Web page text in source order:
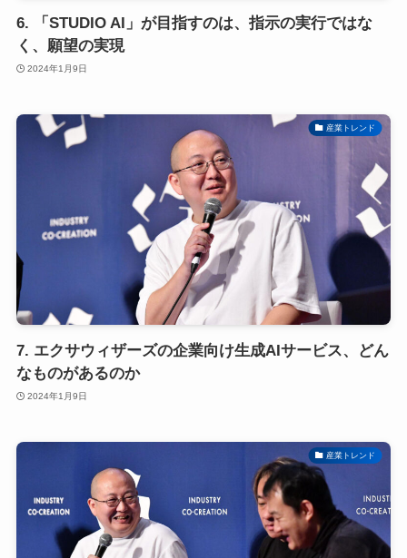
6. 「STUDIO AI」が目指すのは、指示の実行ではな
く、願望の実現
2024年1月9日
産業トレンド
7. エクサウィザーズの企業向け生成AIサービス、どん
なものがあるのか
2024年1月9日
産業トレンド